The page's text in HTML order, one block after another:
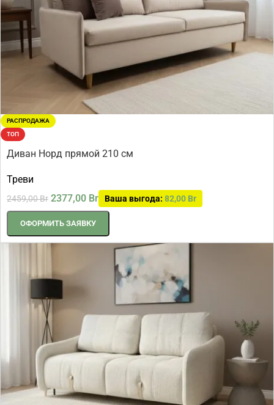
РАСПРОДАЖА
ТОП
Диван Норд прямой 210 см
Треви
2459,00Br 2377,00 Br Ваша выгода: 82,00 Br
ОФОРМИТЬ ЗАЯВКУ